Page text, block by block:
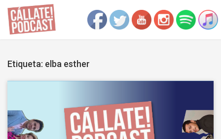
Etiqueta: elba esther